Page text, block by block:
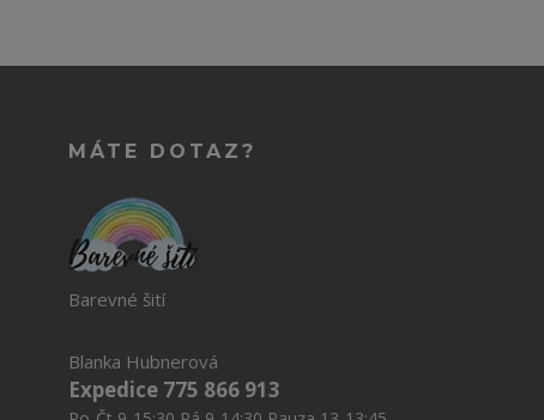
MÁTE DOTAZ?
Barevné šití
Blanka Hubnerová
Expedice 775 866 913